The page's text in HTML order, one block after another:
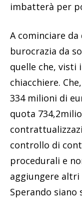
imbatterà per
A cominciare
burocrazia da
quelle che, visti
chiacchiere.
334 milioni di
quota
controllo di
procedurali e
aggiungere altri
Sperando siano